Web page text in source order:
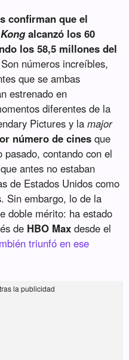
confirman que el
alcanzó los 60
los 58,5 millones del
números increíbles,
que se ambas
estrenado en
diferentes de la
Pictures y lamajor
número de cines que
contando con el
antes no estaban
de Estados Unidos como
Sin embargo, lo de la
doble mérito: ha estado
de HBO Max desde el
triunfó en ese